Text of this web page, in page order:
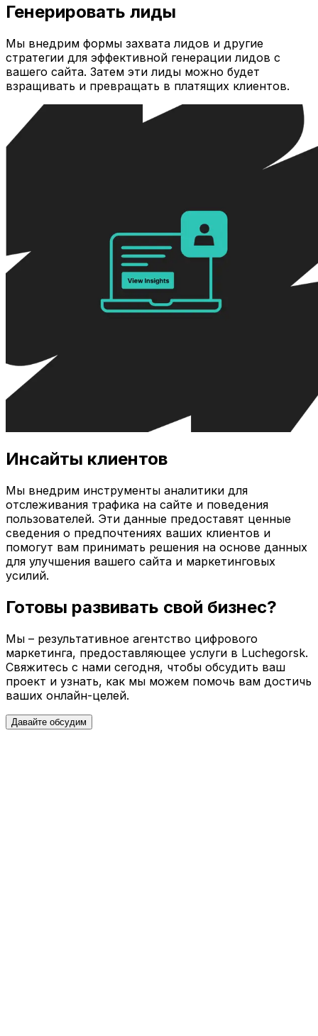
Генерировать лиды
Мы внедрим формы захвата лидов и другие
стратегии для эффективной генерации лидов с
вашего сайта. Затем эти лиды можно будет
взращивать и превращать в платящих клиентов.
Инсайты клиентов
Мы внедрим инструменты аналитики для
отслеживания трафика на сайте и поведения
пользователей. Эти данные предоставят ценные
сведения о предпочтениях ваших клиентов и
помогут вам принимать решения на основе данных
для улучшения вашего сайта и маркетинговых
усилий.
Готовы развивать свой бизнес?
Мы – результативное агентство цифрового
маркетинга, предоставляющее услуги в Luchegorsk.
Свяжитесь с нами сегодня, чтобы обсудить ваш
проект и узнать, как мы можем помочь вам достичь
ваших онлайн-целей.
Давайте обсудим